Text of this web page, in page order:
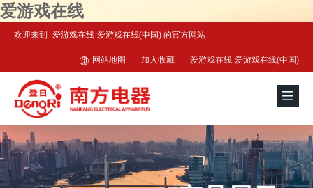
爱游戏在线
欢迎来到- 爱游戏在线-爱游戏在线(中国) 的官方网站
网站地图 加入收藏 爱游戏在线-爱游戏在线(中国)